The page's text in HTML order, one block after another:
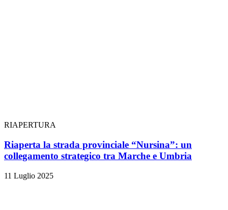
RIAPERTURA
Riaperta la strada provinciale “Nursina”: un
collegamento strategico tra Marche e Umbria
11 Luglio 2025